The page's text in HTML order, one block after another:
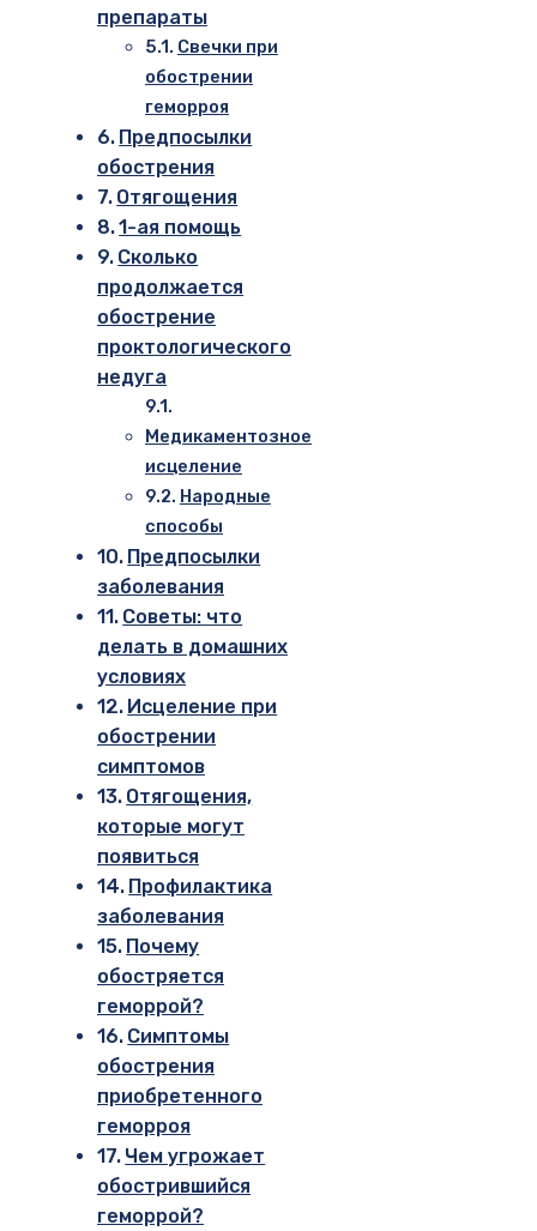
препараты
Свечки при
обострении
геморроя
Предпосылки
обострения
Отягощения
1-ая помощь
Сколько
продолжается
обострение
проктологического
недуга
Медикаментозное
исцеление
Народные
способы
Предпосылки
заболевания
Советы: что
делать в домашних
условиях
Исцеление при
обострении
симптомов
Отягощения,
которые могут
появиться
Профилактика
заболевания
Почему
обостряется
геморрой?
Симптомы
обострения
приобретенного
геморроя
Чем угрожает
обострившийся
геморрой?